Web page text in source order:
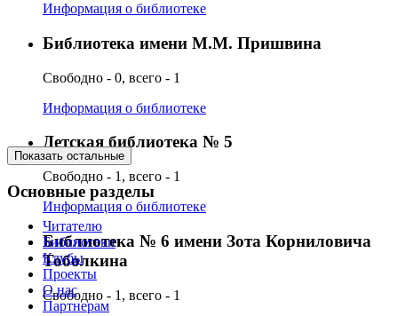
Информация о библиотеке
Библиотека имени М.М. Пришвина
Свободно - 0, всего - 1
Информация о библиотеке
Детская библиотека № 5
Свободно - 1, всего - 1
Информация о библиотеке
Библиотека № 6 имени Зота Корниловича
Тоболкина
Свободно - 1, всего - 1
Показать остальные
Основные разделы
Читателю
Библиотеки
Клубы
Проекты
О нас
Партнерам